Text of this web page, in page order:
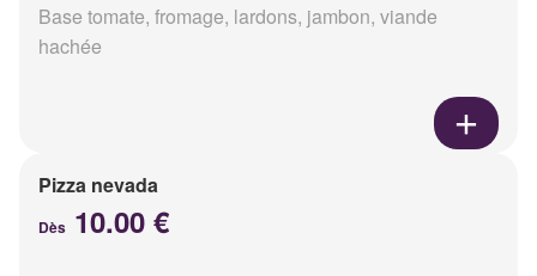
Base tomate, fromage, lardons, jambon, viande
hachée
Pizza nevada
Dès 10.00 €